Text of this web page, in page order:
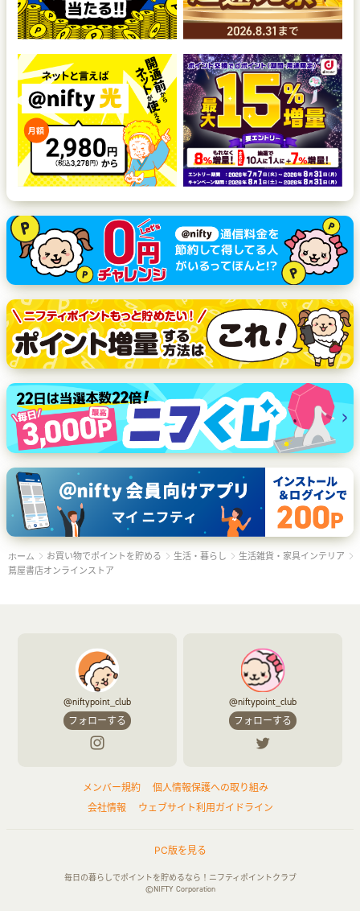
ホーム お買い物でポイントを貯める 生活・暮らし
生活雑貨・家具インテリア
蔦屋書店オンラインストア
@niftypoint_club
フォローする
@niftypoint_club
フォローする
メンバー規約
個人情報保護への取り組み
会社情報
ウェブサイト利用ガイドライン
PC版を見る
毎日の暮らしでポイントを貯めるなら！ニフティポイントクラブ
©NIFTY Corporation